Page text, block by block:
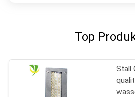
Top
Stall